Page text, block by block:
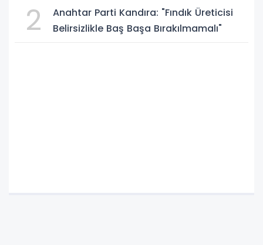
2
Anahtar Parti Kandıra: "Fındık Üreticisi
Belirsizlikle Baş Başa Bırakılmamalı"